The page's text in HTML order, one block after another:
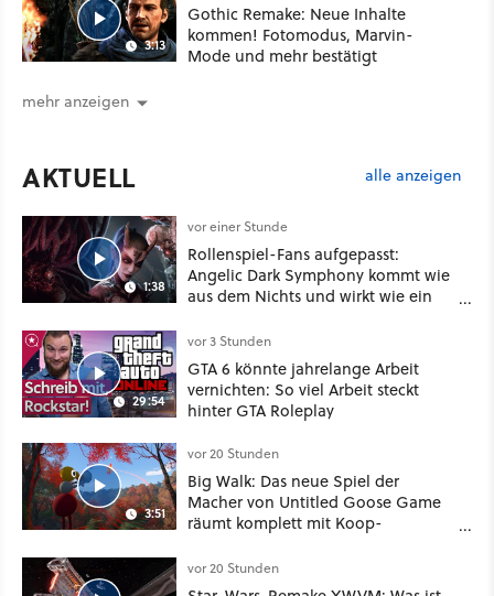
3:13
Gothic Remake: Neue Inhalte
kommen! Fotomodus, Marvin-
Mode und mehr bestätigt
mehr anzeigen
AKTUELL alle anzeigen
1:38
vor einer Stunde
Rollenspiel-Fans aufgepasst:
Angelic Dark Symphony kommt wie
aus dem Nichts und wirkt wie ein
Mass Effect
29:54
vor 3 Stunden
GTA 6 könnte jahrelange Arbeit
vernichten: So viel Arbeit steckt
hinter GTA Roleplay
3:51
vor 20 Stunden
Big Walk: Das neue Spiel der
Macher von Untitled Goose Game
räumt komplett mit Koop-
vor 20 Stunden